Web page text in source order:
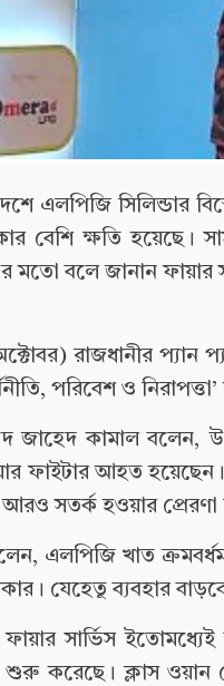
এলপিজি সিলিন্ডার
বেশি ক্ষতি হয়েছে।
মতো বলে জানান ফায়ার
রাজধানীর প্যান
পরিবেশ ও
জাহেদ কামাল বলেন,
ফাইটার আহত হয়েছেন।
সতর্ক হওয়ার প্রেরণা
এলপিজি খাত
যেহেতু ব্যবহার
সার্ভিস ইতোমধ্যেই
শুরু করেছে। ক্লাস ওয়ান